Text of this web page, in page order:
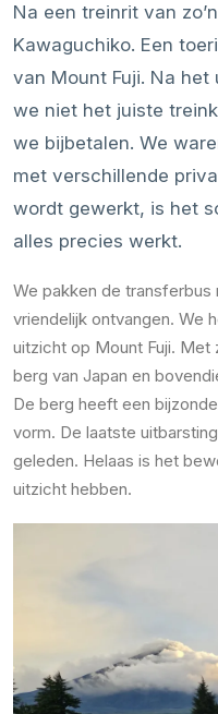
Na een treinrit van
Kawaguchiko. Een
van Mount Fuji. Na
we niet het juiste
we bijbetalen. We
met verschillende
wordt gewerkt, is het
alles precies werkt.
We pakken de
vriendelijk ontvangen. We
uitzicht op Mount Fuji.
berg van Japan en
De berg heeft een
vorm. De laatste
geleden. Helaas is het
uitzicht hebben.